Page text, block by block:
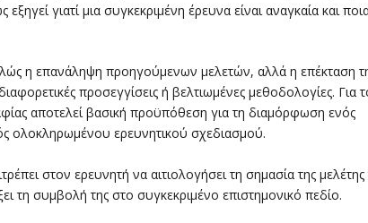
γιατί μια συγκεκριμένη έρευνα είναι αναγκαία και
η επανάληψη προηγούμενων μελετών, αλλά η επέκταση
προσεγγίσεις ή βελτιωμένες μεθοδολογίες. Για
αποτελεί βασική προϋπόθεση για τη διαμόρφωση ενός
ολοκληρωμένου ερευνητικού σχεδιασμού.
στον ερευνητή να αιτιολογήσει τη σημασία της
τη συμβολή της στο συγκεκριμένο επιστημονικό πεδίο.